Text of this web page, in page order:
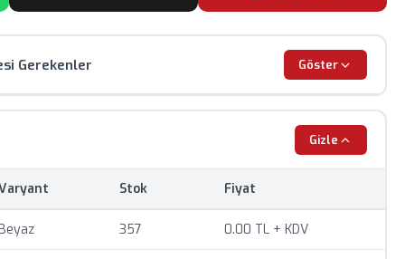
Gerekenler Göster
renk ve görünüm farklılık gösterebilir.
güncel döviz kurlarına göre değişiklik gösterebilir.
sipariş adedi uygulanmaktadır.
değişebilir, sipariş öncesi teyit alınız.
Gizle
Stok Fiyat
357 0.00 TL + KDV